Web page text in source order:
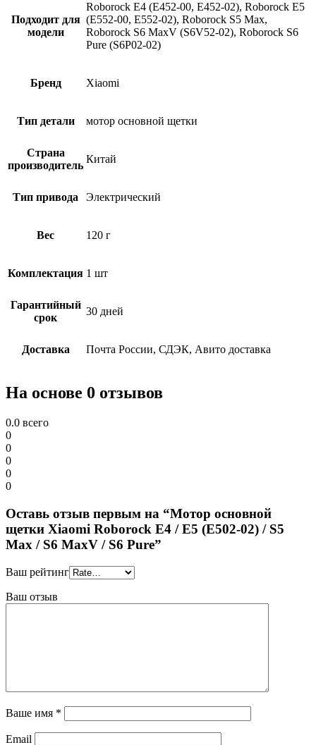
Подходит для
модели
Roborock E4 (E452-00, E452-02), Roborock E5
(E552-00, E552-02), Roborock S5 Max,
Roborock S6 MaxV (S6V52-02), Roborock S6
Pure (S6P02-02)
Бренд Xiaomi
Тип детали мотор основной щетки
Страна
производитель
Китай
Тип привода Электрический
Вес 120 г
Комплектация 1 шт
Гарантийный
срок
30 дней
Доставка Почта России, СДЭК, Авито доставка
На основе 0 отзывов
0.0 всего
0
0
0
0
0
Оставь отзыв первым на “Мотор основной
щетки Xiaomi Roborock E4 / E5 (E502-02) / S5
Max / S6 MaxV / S6 Pure”
Ваш рейтинг
Ваш отзыв
Ваше имя *
Email